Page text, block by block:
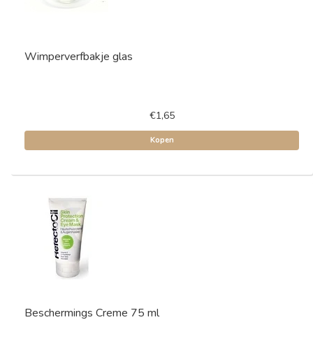
Wimperverfbakje glas
€1,65
Kopen
Beschermings Creme 75 ml